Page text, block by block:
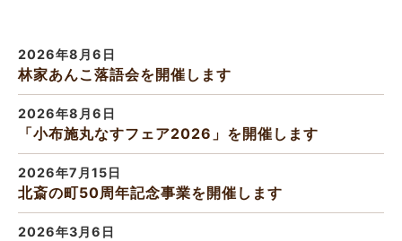
2026年8月6日
林家あんこ落語会を開催します
2026年8月6日
「小布施丸なすフェア2026」を開催します
2026年7月15日
北斎の町50周年記念事業を開催します
2026年3月6日